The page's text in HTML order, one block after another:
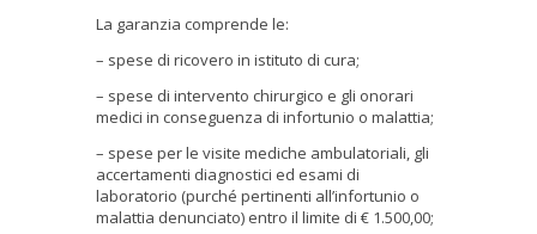
La garanzia comprende le:
– spese di ricovero in istituto di cura;
– spese di intervento chirurgico e gli onorari
medici in conseguenza di infortunio o malattia;
– spese per le visite mediche ambulatoriali, gli
accertamenti diagnostici ed esami di
laboratorio (purché pertinenti all’infortunio o
malattia denunciato) entro il limite di € 1.500,00;